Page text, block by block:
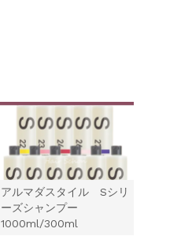
アルマダスタイル Sシリ
ーズシャンプー
1000ml/300ml